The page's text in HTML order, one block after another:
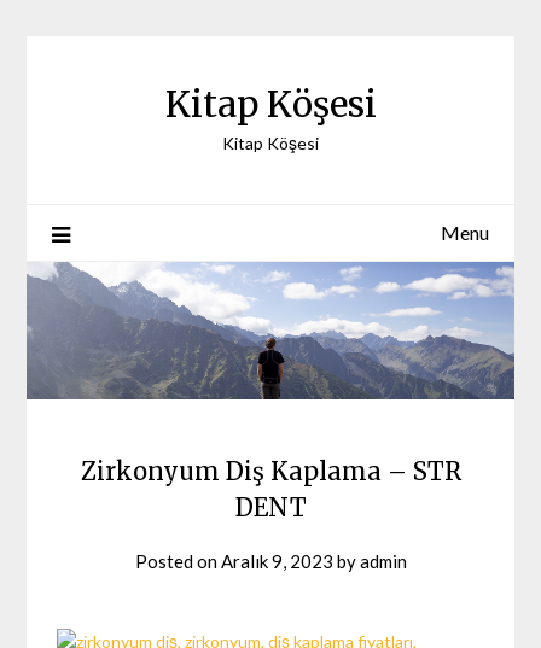
Kitap Köşesi
Kitap Köşesi
Menu
Zirkonyum Diş Kaplama – STR
DENT
Posted on Aralık 9, 2023 byadmin